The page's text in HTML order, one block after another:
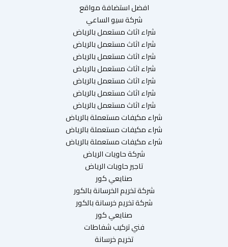
افضل استضافة مواقع
شركة سيو الساعي
شراء اثاث مستعمل بالرياض
شراء اثاث مستعمل بالرياض
شراء اثاث مستعمل بالرياض
شراء اثاث مستعمل بالرياض
شراء اثاث مستعمل بالرياض
شراء اثاث مستعمل بالرياض
شراء اثاث مستعمل بالرياض
شراء مكيفات مستعملة بالرياض
شراء مكيفات مستعملة بالرياض
شراء مكيفات مستعملة بالرياض
شركة حاويات الرياض
تاجير حاويات الرياض
صنايعي كور
شركة تخريم الخرسانة بالكور
شركة تخريم خرسانة بالكور
صنايعي كور
فني تركيب شفاطات
تخريم خرسانة